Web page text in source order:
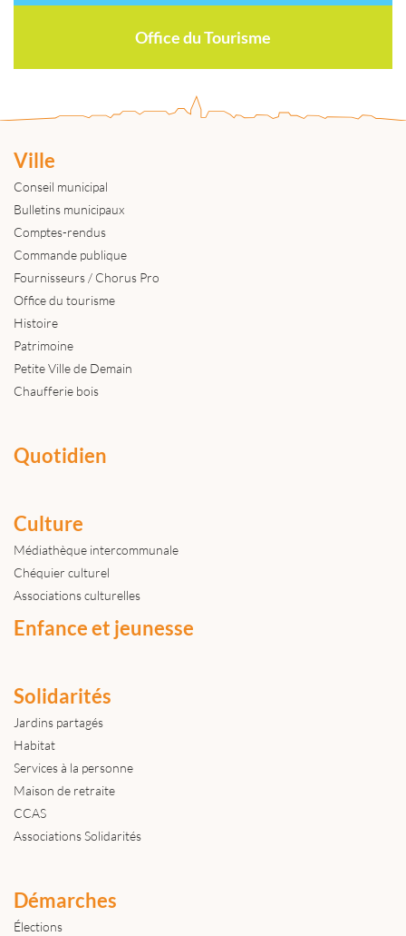
Office du Tourisme
Ville
Conseil municipal
Bulletins municipaux
Comptes-rendus
Commande publique
Fournisseurs / Chorus Pro
Office du tourisme
Histoire
Patrimoine
Petite Ville de Demain
Chaufferie bois
Quotidien
Culture
Médiathèque intercommunale
Chéquier culturel
Associations culturelles
Enfance et jeunesse
Solidarités
Jardins partagés
Habitat
Services à la personne
Maison de retraite
CCAS
Associations Solidarités
Démarches
Élections